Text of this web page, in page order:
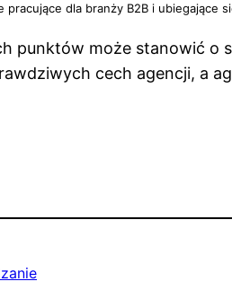
dla branży B2B i
punktów może stanowić o
cech agencji, a